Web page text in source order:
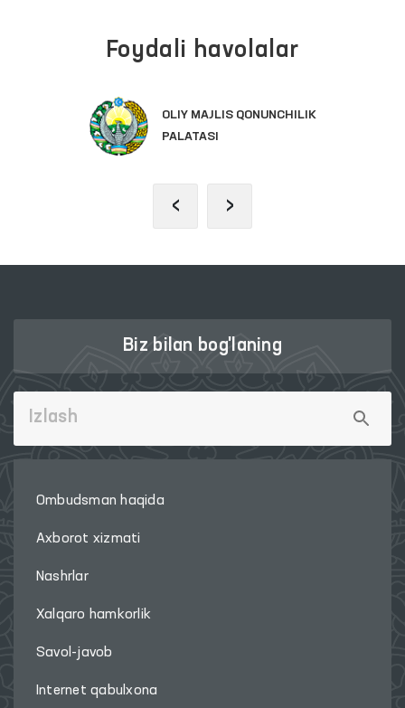
Foydali havolalar
OLIY MAJLIS QONUNCHILIK
PALATASI
‹ ›
Biz bilan bog'laning
Ombudsman haqida
Axborot xizmati
Nashrlar
Xalqaro hamkorlik
Savol-javob
Internet qabulxona